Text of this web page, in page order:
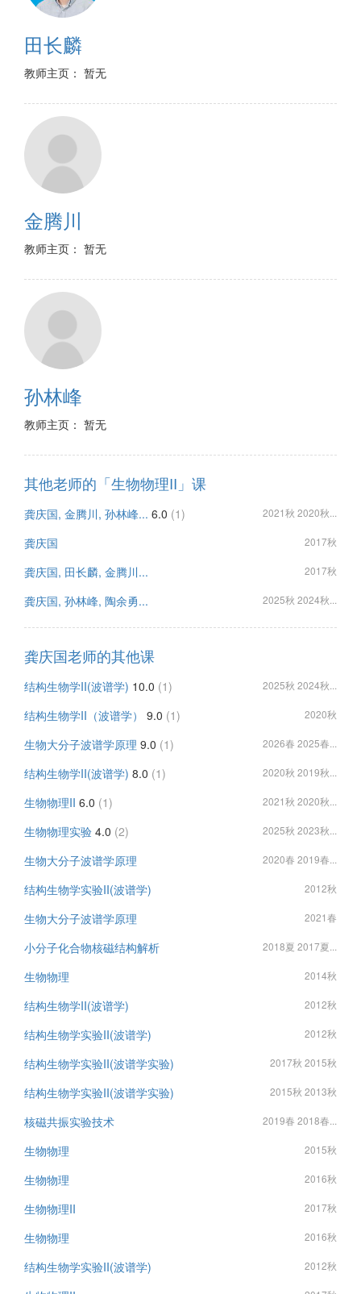
田长麟
教师主页： 暂无
金腾川
教师主页： 暂无
孙林峰
教师主页： 暂无
其他老师的「生物物理II」课
龚庆国, 金腾川, 孙林峰... 6.0 (1) 2021秋 2020秋...
龚庆国 2017秋
龚庆国, 田长麟, 金腾川... 2017秋
龚庆国, 孙林峰, 陶余勇... 2025秋 2024秋...
龚庆国老师的其他课
结构生物学II(波谱学) 10.0 (1) 2025秋 2024秋...
结构生物学II（波谱学） 9.0 (1) 2020秋
生物大分子波谱学原理 9.0 (1) 2026春 2025春...
结构生物学II(波谱学) 8.0 (1) 2020秋 2019秋...
生物物理II 6.0 (1) 2021秋 2020秋...
生物物理实验 4.0 (2) 2025秋 2023秋...
生物大分子波谱学原理 2020春 2019春...
结构生物学实验II(波谱学) 2012秋
生物大分子波谱学原理 2021春
小分子化合物核磁结构解析 2018夏 2017夏...
生物物理 2014秋
结构生物学II(波谱学) 2012秋
结构生物学实验II(波谱学) 2012秋
结构生物学实验II(波谱学实验) 2017秋 2015秋
结构生物学实验II(波谱学实验) 2015秋 2013秋
核磁共振实验技术 2019春 2018春...
生物物理 2015秋
生物物理 2016秋
生物物理II 2017秋
生物物理 2016秋
结构生物学实验II(波谱学) 2012秋